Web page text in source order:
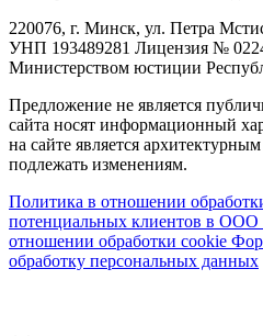
220076, г. Минск, ул. Петра
УНП 193489281 Лицензия №
Министерством юстиции
Предложение не является
сайта носят информационный
на сайте является
подлежать изменениям.
Политика в отношении
потенциальных клиентов в ООО
отношении обработки cookie
обработку персональных данных